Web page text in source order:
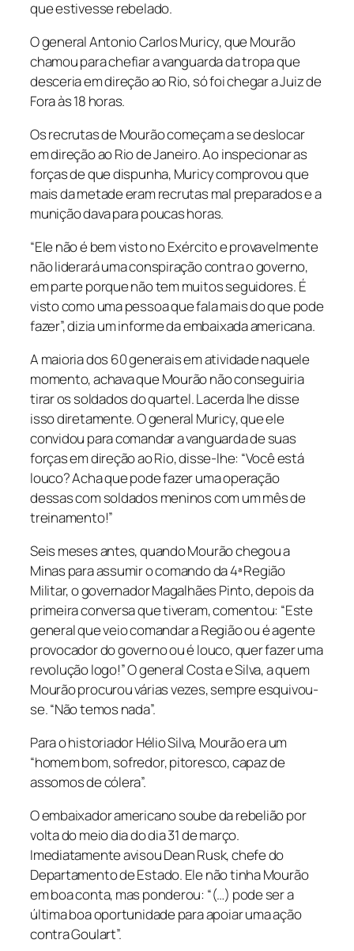
que estivesse rebelado.
O general Antonio Carlos Muricy, que Mourão
chamou para chefiar a vanguarda da tropa que
desceria em direção ao Rio, só foi chegar a Juiz de
Fora às 18 horas.
Os recrutas de Mourão começam a se deslocar
em direção ao Rio de Janeiro. Ao inspecionar as
forças de que dispunha, Muricy comprovou que
mais da metade eram recrutas mal preparados e a
munição dava para poucas horas.
“Ele não é bem visto no Exército e provavelmente
não liderará uma conspiração contra o governo,
em parte porque não tem muitos seguidores. É
visto como uma pessoa que fala mais do que pode
fazer”, dizia um informe da embaixada americana.
A maioria dos 60 generais em atividade naquele
momento, achava que Mourão não conseguiria
tirar os soldados do quartel. Lacerda lhe disse
isso diretamente. O general Muricy, que ele
convidou para comandar a vanguarda de suas
forças em direção ao Rio, disse-lhe: “Você está
louco? Acha que pode fazer uma operação
dessas com soldados meninos com um mês de
treinamento!”
Seis meses antes, quando Mourão chegou a
Minas para assumir o comando da 4ª Região
Militar, o governador Magalhães Pinto, depois da
primeira conversa que tiveram, comentou: “Este
general que veio comandar a Região ou é agente
provocador do governo ou é louco, quer fazer uma
revolução logo!” O general Costa e Silva, a quem
Mourão procurou várias vezes, sempre esquivou-
se. “Não temos nada”.
Para o historiador Hélio Silva, Mourão era um
“homem bom, sofredor, pitoresco, capaz de
assomos de cólera”.
O embaixador americano soube da rebelião por
volta do meio dia do dia 31 de março.
Imediatamente avisou Dean Rusk, chefe do
Departamento de Estado. Ele não tinha Mourão
em boa conta, mas ponderou: “(…) pode ser a
última boa oportunidade para apoiar uma ação
contra Goulart”.